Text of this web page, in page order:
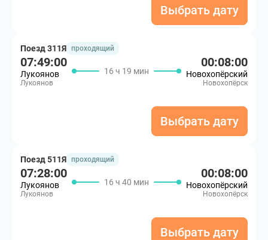
Выбрать дату
Поезд 311Я проходящий
07:49:00
Лукоянов
Лукоянов
16 ч 19 мин
00:08:00
Новохопёрский
Новохопёрск
Выбрать дату
Поезд 511Я проходящий
07:28:00
Лукоянов
Лукоянов
16 ч 40 мин
00:08:00
Новохопёрский
Новохопёрск
Выбрать дату